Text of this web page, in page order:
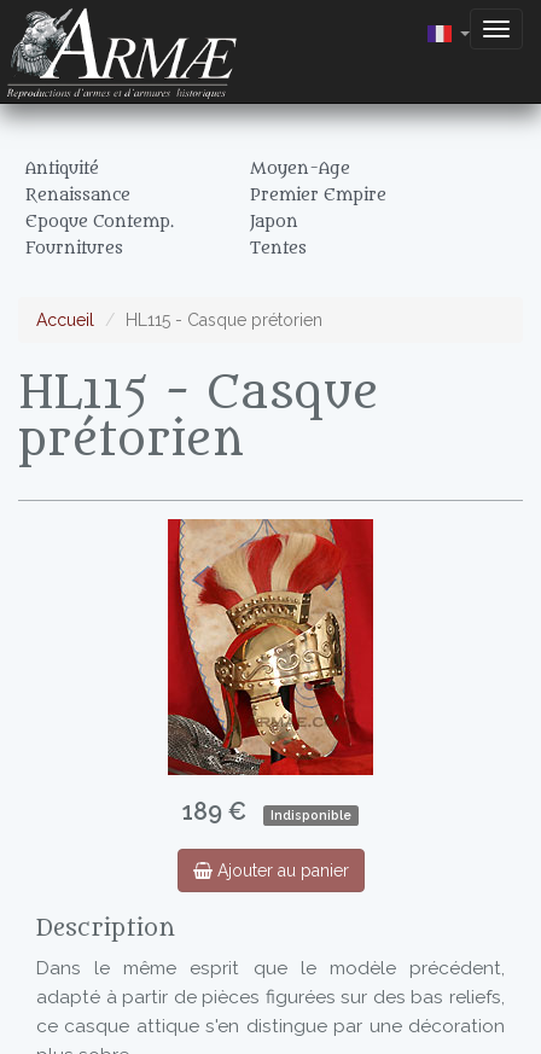
Antiquité
Moyen-Age
Renaissance
Premier Empire
Epoque Contemp.
Japon
Fournitures
Tentes
Accueil HL115 - Casque prétorien
HL115 - Casque
prétorien
189 € Indisponible
Ajouter au panier
Description
Dans le même esprit que le modèle précédent,
adapté à partir de pièces figurées sur des bas reliefs,
ce casque attique s'en distingue par une décoration